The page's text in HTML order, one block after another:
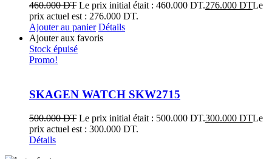
460.000DT Le prix initial était : 460.000 DT.276.000 DTLe
prix actuel est : 276.000 DT.
Ajouter au panier Détails
Ajouter aux favoris
Stock épuisé
Promo!
SKAGEN WATCH SKW2715
500.000DT Le prix initial était : 500.000 DT.300.000 DTLe
prix actuel est : 300.000 DT.
Détails